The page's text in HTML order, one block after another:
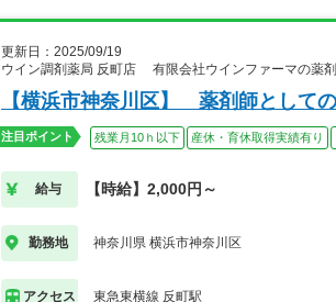
更新日：2025/09/19
ウイン調剤薬局 反町店 有限会社ウインファーマの薬
【横浜市神奈川区】 薬剤師として
注目ポイント 残業月10ｈ以下 産休・育休取得実績有り
給与 【時給】2,000円～
勤務地 神奈川県 横浜市神奈川区
アクセス 東急東横線 反町駅